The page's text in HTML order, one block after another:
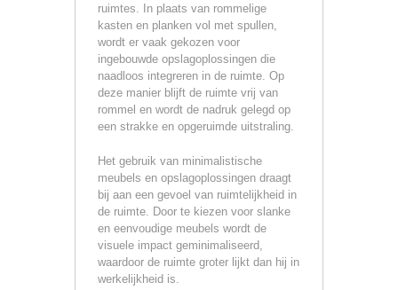
ruimtes. In plaats van rommelige
kasten en planken vol met spullen,
wordt er vaak gekozen voor
ingebouwde opslagoplossingen die
naadloos integreren in de ruimte. Op
deze manier blijft de ruimte vrij van
rommel en wordt de nadruk gelegd op
een strakke en opgeruimde uitstraling.
Het gebruik van minimalistische
meubels en opslagoplossingen draagt
bij aan een gevoel van ruimtelijkheid in
de ruimte. Door te kiezen voor slanke
en eenvoudige meubels wordt de
visuele impact geminimaliseerd,
waardoor de ruimte groter lijkt dan hij in
werkelijkheid is.